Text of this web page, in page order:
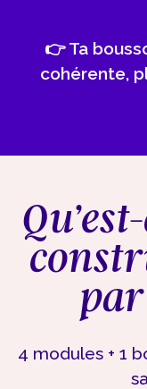
👉 Ta
cohérente,
4 modules + 1